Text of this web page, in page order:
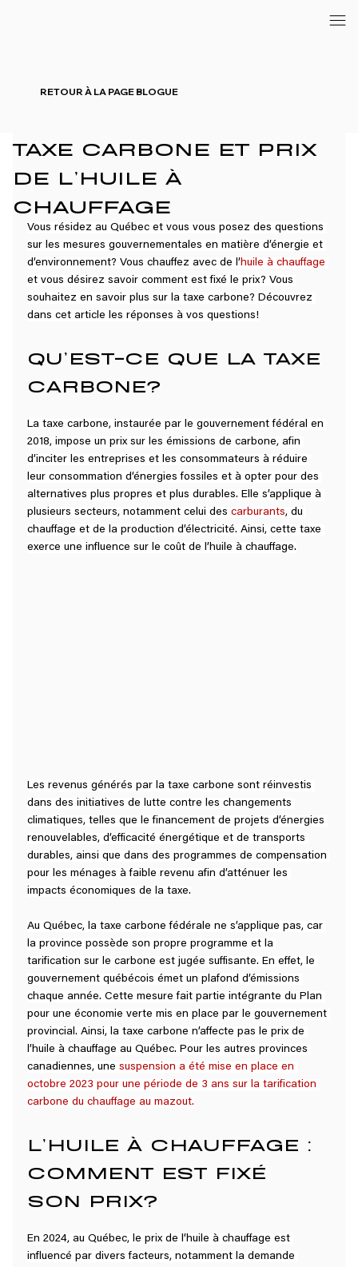
RETOUR À LA PAGE BLOGUE
TAXE CARBONE ET PRIX
DE L’HUILE À
CHAUFFAGE
Vous résidez au Québec et vous vous posez des questions
sur les mesures gouvernementales en matière d’énergie et
d’environnement? Vous chauffez avec de l’huile à chauffage
et vous désirez savoir comment est fixé le prix? Vous
souhaitez en savoir plus sur la taxe carbone? Découvrez
dans cet article les réponses à vos questions!
QU’EST-CE QUE LA TAXE
CARBONE?
La taxe carbone, instaurée par le gouvernement fédéral en
2018, impose un prix sur les émissions de carbone, afin
d’inciter les entreprises et les consommateurs à réduire
leur consommation d’énergies fossiles et à opter pour des
alternatives plus propres et plus durables. Elle s’applique à
plusieurs secteurs, notamment celui des carburants, du
chauffage et de la production d’électricité. Ainsi, cette taxe
exerce une influence sur le coût de l’huile à chauffage.
Les revenus générés par la taxe carbone sont réinvestis
dans des initiatives de lutte contre les changements
climatiques, telles que le financement de projets d’énergies
renouvelables, d’efficacité énergétique et de transports
durables, ainsi que dans des programmes de compensation
pour les ménages à faible revenu afin d’atténuer les
impacts économiques de la taxe.
Au Québec, la taxe carbone fédérale ne s’applique pas, car
la province possède son propre programme et la
tarification sur le carbone est jugée suffisante. En effet, le
gouvernement québécois émet un plafond d’émissions
chaque année. Cette mesure fait partie intégrante du Plan
pour une économie verte mis en place par le gouvernement
provincial. Ainsi, la taxe carbone n’affecte pas le prix de
l’huile à chauffage au Québec. Pour les autres provinces
canadiennes, une suspension a été mise en place en
octobre 2023 pour une période de 3 ans sur la tarification
carbone du chauffage au mazout.
L’HUILE À CHAUFFAGE :
COMMENT EST FIXÉ
SON PRIX?
En 2024, au Québec, le prix de l’huile à chauffage est
influencé par divers facteurs, notamment la demande